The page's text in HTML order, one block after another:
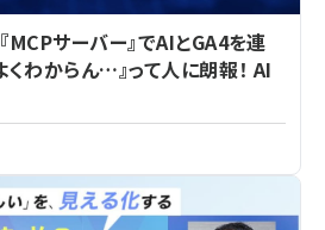
MCPサーバー』でAIとGA4を連
くわからん…』って人に朗報！ AI